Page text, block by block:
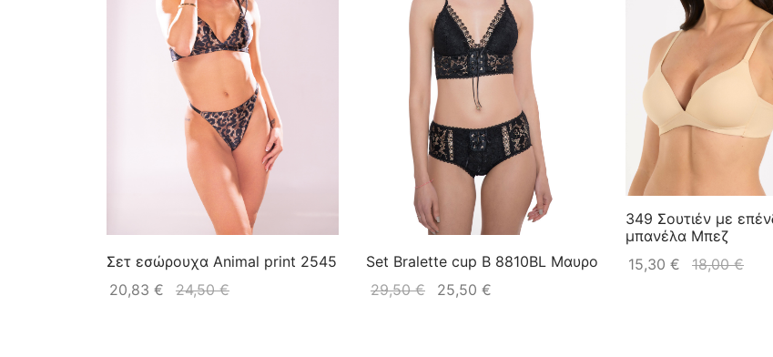
Σετ εσώρουχα Animal print 2545
20,83 € 24,50€
Set Bralette cup B 8810BL Μαυρο
29,50€ 25,50 €
349 Σουτιέν με
μπανέλα Μπεζ
15,30 € 18,00€